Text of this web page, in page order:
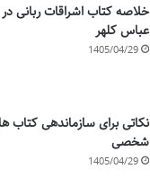
خلاصه کتاب اشراقات ربانی
عباس کلهر
1405/04/29
نکاتی برای سازماندهی کتاب
شخصی
1405/04/29